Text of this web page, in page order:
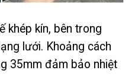
khép kín, bên trong
lưới. Khoảng cách
35mm đảm bảo nhiệt